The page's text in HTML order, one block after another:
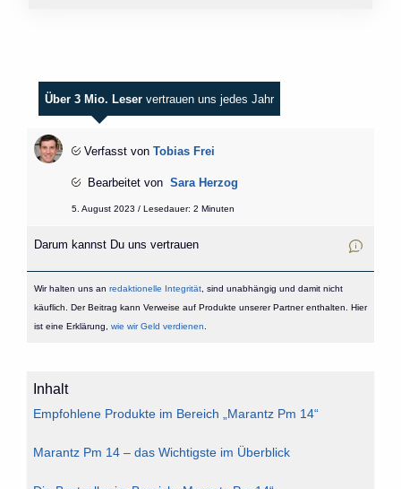
Über 3 Mio. Leser vertrauen uns jedes Jahr
Verfasst von Tobias Frei
Bearbeitet von Sara Herzog
5. August 2023 / Lesedauer: 2 Minuten
Darum kannst Du uns vertrauen
Wir halten uns an redaktionelle Integrität, sind unabhängig und damit nicht
käuflich. Der Beitrag kann Verweise auf Produkte unserer Partner enthalten. Hier
ist eine Erklärung, wie wir Geld verdienen
Inhalt
Empfohlene Produkte im Bereich „Marantz Pm 14“
Marantz Pm 14 – das Wichtigste im Überblick